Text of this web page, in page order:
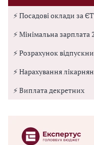
⚡ Посадові оклади за
⚡ Мінімальна зарплата
⚡ Розрахунок
⚡ Нарахування
⚡ Виплата декретних